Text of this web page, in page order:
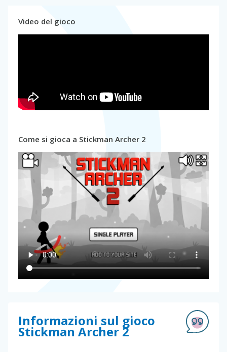
Video del gioco
Come si gioca a Stickman Archer 2
Informazioni sul gioco
Stickman Archer 2